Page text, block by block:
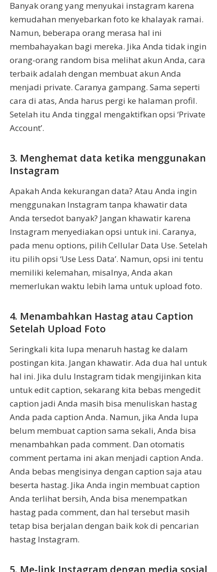
Banyak orang yang menyukai instagram karena
kemudahan menyebarkan foto ke khalayak ramai.
Namun, beberapa orang merasa hal ini
membahayakan bagi mereka. Jika Anda tidak ingin
orang-orang random bisa melihat akun Anda, cara
terbaik adalah dengan membuat akun Anda
menjadi private. Caranya gampang. Sama seperti
cara di atas, Anda harus pergi ke halaman profil.
Setelah itu Anda tinggal mengaktifkan opsi ‘Private
Account’.
3. Menghemat data ketika menggunakan
Instagram
Apakah Anda kekurangan data? Atau Anda ingin
menggunakan Instagram tanpa khawatir data
Anda tersedot banyak? Jangan khawatir karena
Instagram menyediakan opsi untuk ini. Caranya,
pada menu options, pilih Cellular Data Use. Setelah
itu pilih opsi ‘Use Less Data’. Namun, opsi ini tentu
memiliki kelemahan, misalnya, Anda akan
memerlukan waktu lebih lama untuk upload foto.
4. Menambahkan Hastag atau Caption
Setelah Upload Foto
Seringkali kita lupa menaruh hastag ke dalam
postingan kita. Jangan khawatir. Ada dua hal untuk
hal ini. Jika dulu Instagram tidak mengijinkan kita
untuk edit caption, sekarang kita bebas mengedit
caption jadi Anda masih bisa menuliskan hastag
Anda pada caption Anda. Namun, jika Anda lupa
belum membuat caption sama sekali, Anda bisa
menambahkan pada comment. Dan otomatis
comment pertama ini akan menjadi caption Anda.
Anda bebas mengisinya dengan caption saja atau
beserta hastag. Jika Anda ingin membuat caption
Anda terlihat bersih, Anda bisa menempatkan
hastag pada comment, dan hal tersebut masih
tetap bisa berjalan dengan baik kok di pencarian
hastag Instagram.